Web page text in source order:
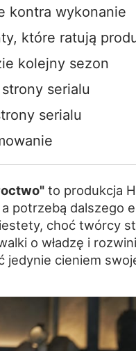
kontra wykonanie
które ratują
kolejny sezon
serialu
serialu
to produkcja
potrzebą dalszego
choć twórcy
o władzę i
jedynie cieniem